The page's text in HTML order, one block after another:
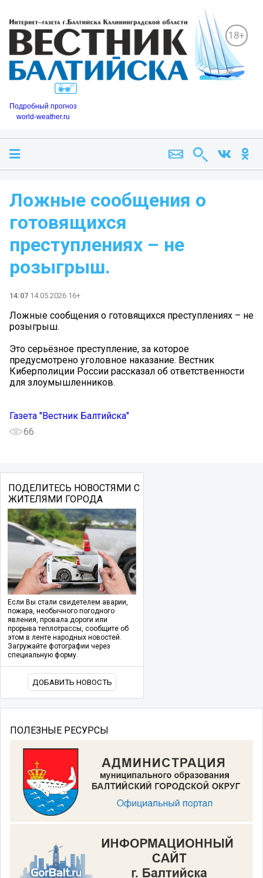
18+
Подробный прогноз
world-weather.ru
Ложные сообщения о
готовящихся
преступлениях – не
розыгрыш.
14:07 14.05.2026 16+
Ложные сообщения о готовящихся преступлениях – не
розыгрыш.
Это серьёзное преступление, за которое
предусмотрено уголовное наказание. Вестник
Киберполиции России рассказал об ответственности
для злоумышленников.
Газета "Вестник Балтийска"
66
ПОДЕЛИТЕСЬ НОВОСТЯМИ С
ЖИТЕЛЯМИ ГОРОДА
Если Вы стали свидетелем аварии,
пожара, необычного погодного
явления, провала дороги или
прорыва теплотрассы, сообщите об
этом в ленте народных новостей.
Загружайте фотографии через
специальную форму.
ДОБАВИТЬ НОВОСТЬ
ПОЛЕЗНЫЕ РЕСУРСЫ